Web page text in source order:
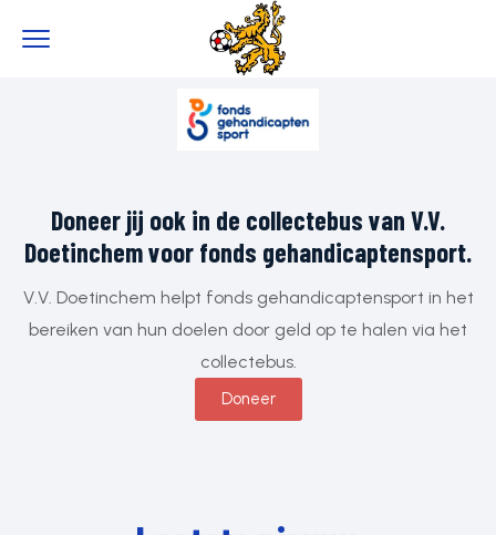
Doneer jij ook in de collectebus van V.V.
Doetinchem voor fonds gehandicaptensport.
V.V. Doetinchem helpt fonds gehandicaptensport in het
bereiken van hun doelen door geld op te halen via het
collectebus.
Doneer